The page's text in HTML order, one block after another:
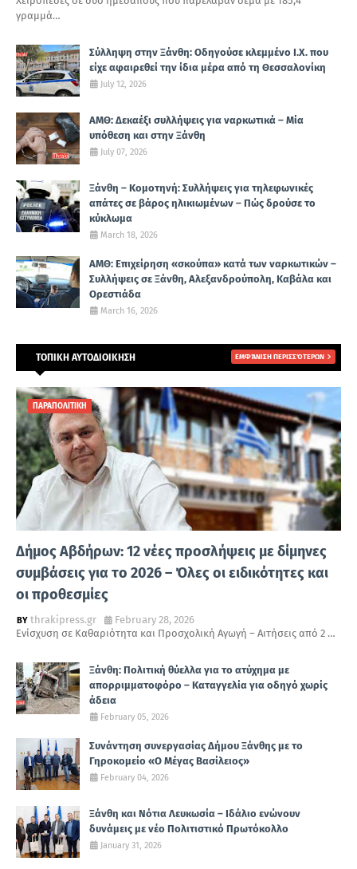
γραμμά…
Σύλληψη στην Ξάνθη: Οδηγούσε κλεμμένο Ι.Χ. που
είχε αφαιρεθεί την ίδια μέρα από τη Θεσσαλονίκη
July 12, 2026
ΑΜΘ: Δεκαέξι συλλήψεις για ναρκωτικά – Μία
υπόθεση και στην Ξάνθη
July 07, 2026
Ξάνθη – Κομοτηνή: Συλλήψεις για τηλεφωνικές
απάτες σε βάρος ηλικιωμένων – Πώς δρούσε το
κύκλωμα
March 18, 2026
ΑΜΘ: Επιχείρηση «σκούπα» κατά των ναρκωτικών –
Συλλήψεις σε Ξάνθη, Αλεξανδρούπολη, Καβάλα και
Ορεστιάδα
March 16, 2026
ΤΟΠΙΚΗ ΑΥΤΟΔΙΟΙΚΗΣΗ ΕΜΦΆΝΙΣΗ ΠΕΡΙΣΣΌΤΕΡΩΝ
ΠΑΡΑΠΟΛΙΤΙΚΗ
Δήμος Αβδήρων: 12 νέες προσλήψεις με δίμηνες
συμβάσεις για το 2026 – Όλες οι ειδικότητες και
οι προθεσμίες
thrakipress.gr
February 28, 2026
Ενίσχυση σε Καθαριότητα και Προσχολική Αγωγή – Αιτήσεις από 2 …
Ξάνθη: Πολιτική θύελλα για το ατύχημα με
απορριμματοφόρο – Καταγγελία για οδηγό χωρίς
άδεια
February 05, 2026
Συνάντηση συνεργασίας Δήμου Ξάνθης με το
Γηροκομείο «Ο Μέγας Βασίλειος»
February 04, 2026
Ξάνθη και Νότια Λευκωσία – Ιδάλιο ενώνουν
δυνάμεις με νέο Πολιτιστικό Πρωτόκολλο
January 31, 2026